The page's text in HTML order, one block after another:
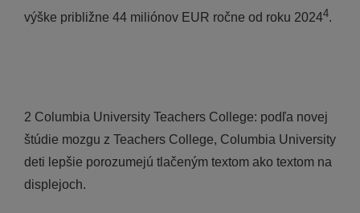
výške približne 44 miliónov EUR ročne od roku 20244.
2 Columbia University Teachers College: podľa novej
štúdie mozgu z Teachers College, Columbia University
deti lepšie porozumejú tlačeným textom ako textom na
displejoch.